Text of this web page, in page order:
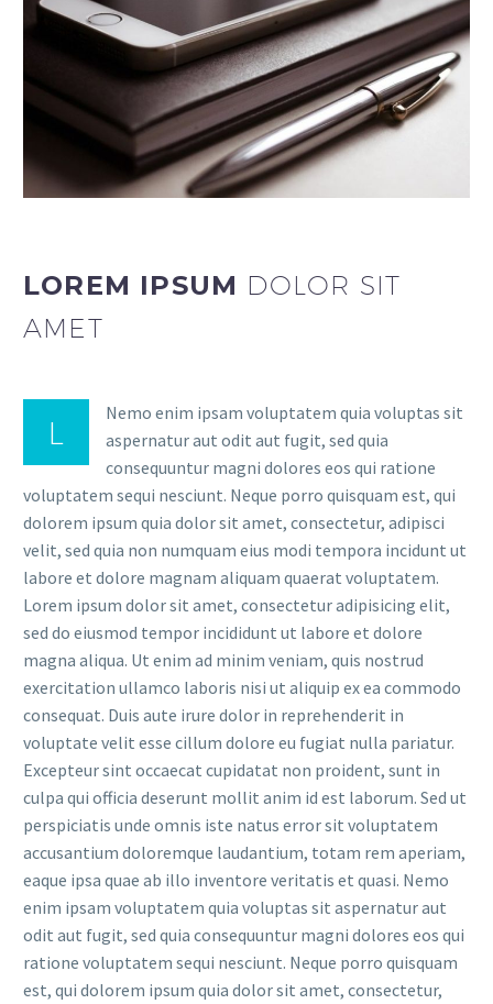
LOREM IPSUM DOLOR SIT
AMET
L
Nemo enim ipsam voluptatem quia voluptas sit
aspernatur aut odit aut fugit, sed quia
consequuntur magni dolores eos qui ratione
voluptatem sequi nesciunt. Neque porro quisquam est, qui
dolorem ipsum quia dolor sit amet, consectetur, adipisci
velit, sed quia non numquam eius modi tempora incidunt ut
labore et dolore magnam aliquam quaerat voluptatem.
Lorem ipsum dolor sit amet, consectetur adipisicing elit,
sed do eiusmod tempor incididunt ut labore et dolore
magna aliqua. Ut enim ad minim veniam, quis nostrud
exercitation ullamco laboris nisi ut aliquip ex ea commodo
consequat. Duis aute irure dolor in reprehenderit in
voluptate velit esse cillum dolore eu fugiat nulla pariatur.
Excepteur sint occaecat cupidatat non proident, sunt in
culpa qui officia deserunt mollit anim id est laborum. Sed ut
perspiciatis unde omnis iste natus error sit voluptatem
accusantium doloremque laudantium, totam rem aperiam,
eaque ipsa quae ab illo inventore veritatis et quasi. Nemo
enim ipsam voluptatem quia voluptas sit aspernatur aut
odit aut fugit, sed quia consequuntur magni dolores eos qui
ratione voluptatem sequi nesciunt. Neque porro quisquam
est, qui dolorem ipsum quia dolor sit amet, consectetur,